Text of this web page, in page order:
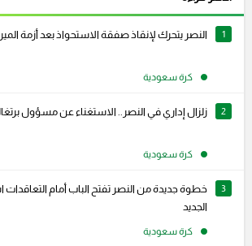
1 النصر يتحرك لإنقاذ صفقة الاستحواذ بعد أزمة
كرة سعودية
2 زلزال إداري في النصر.. الاستغناء عن مسؤول
كرة سعودية
3
خطوة جديدة من النصر تفتح الباب أمام
الجديد
كرة سعودية